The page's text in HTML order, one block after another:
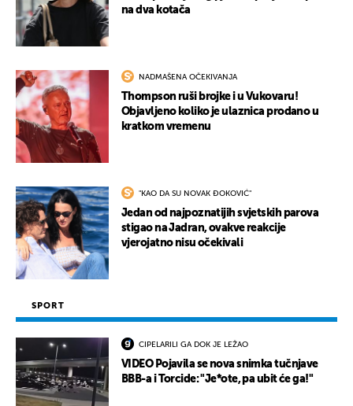
na dva kotača
NADMAŠENA OČEKIVANJA
Thompson ruši brojke i u Vukovaru!
Objavljeno koliko je ulaznica prodano u
kratkom vremenu
"KAO DA SU NOVAK ĐOKOVIĆ"
Jedan od najpoznatijih svjetskih parova
stigao na Jadran, ovakve reakcije
vjerojatno nisu očekivali
SPORT
CIPELARILI GA DOK JE LEŽAO
VIDEO Pojavila se nova snimka tučnjave
BBB-a i Torcide: "Je*ote, pa ubit će ga!"